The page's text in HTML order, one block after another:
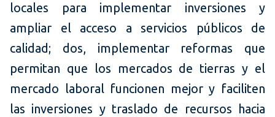
locales para implementar inversiones y
ampliar el acceso a servicios públicos de
calidad; dos, implementar reformas que
permitan que los mercados de tierras y el
mercado laboral funcionen mejor y faciliten
las inversiones y traslado de recursos hacia